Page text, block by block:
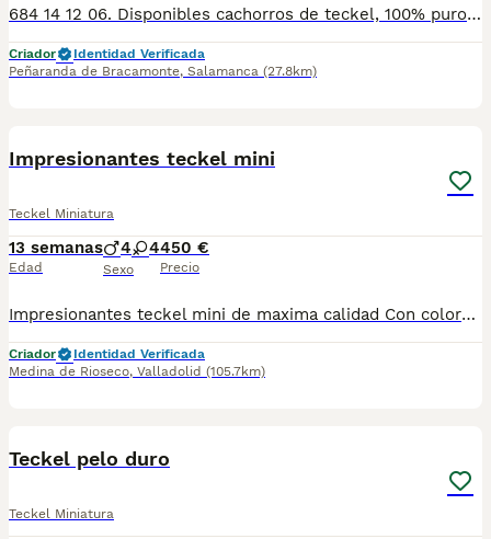
684 14 12 06. Disponibles cachorros de teckel, 100% puros, con su certificado de pureza. Cachorros nacionales, criados en ambiente familiar, con mas de 15 años de experiencia. Calidad excelente, muy buen carácter y una perfecta morfología. Se entregan vacunados, desparasitados, con cartilla sanitaria, chip, pasaporte, contrato de compraventa y garantías víricas y congénitas por escrito. No busques más, ponte en contacto con nosotros a través de WhatsApp o llamadas en el 684 14 12 06 o encuéntranos en Instagram en @mascotas_ops
Criador
Identidad Verificada
Peñaranda de Bracamonte, Salamanca (27.8km)
Impresionantes teckel mini
Teckel Miniatura
13 semanas
Edad
4 4
Sexo
450 €
Precio
Impresionantes teckel mini de maxima calidad Con colores sumamente increíbles Fotos y precios reales NO DEJES PASAR EL TUYO LLAMA Y LLEVATE EL TUYO ESTOS SE PUEDEN RECOJER EN MADRID Precios en cada foto
Criador
Identidad Verificada
Medina de Rioseco, Valladolid (105.7km)
Teckel pelo duro
Teckel Miniatura